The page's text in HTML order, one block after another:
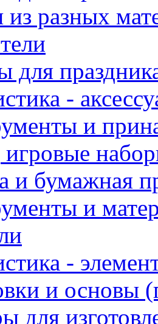
разных
для
-
и
и бумажная
и
-
и основы
для